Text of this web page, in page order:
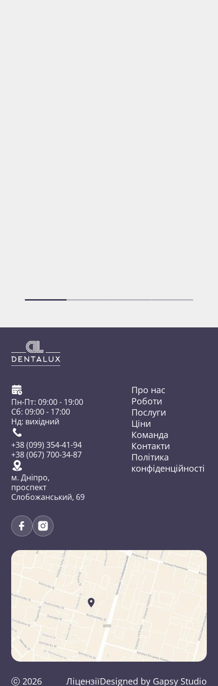
Про нас
Роботи
Послуги
Ціни
Команда
Контакти
Політика
конфіденційності
Пн-Пт: 09:00 - 19:00
Сб: 09:00 - 17:00
Нд: вихідний
+38 (099) 354-41-94
+38 (067) 700-34-87
м. Дніпро,
проспект
Слобожанський, 69
ⓒ 2026 ЛіцензіїDesigned by Gapsy Studio